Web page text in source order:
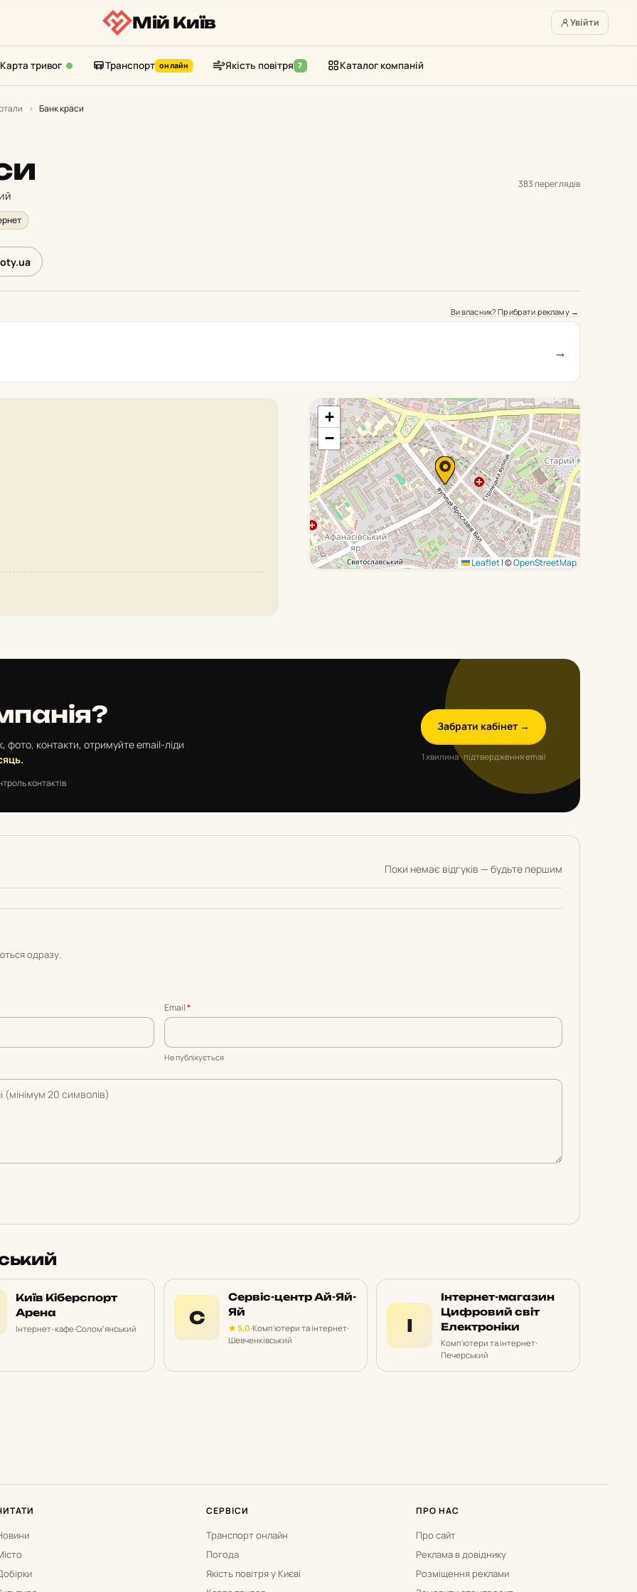
Мій Київ Увійти
Карта тривог Транспорт онлайн Якість повітря 7 Каталог компаній
› Банк краси
383 переглядів
Ви власник? Прибрати рекламу →
→
+
−
Leaflet|©OpenStreetMap
фото, контакти, отримуйте email-ліди
контактів
Забрати кабінет →
1 хвилина · підтвердження email
Поки немає відгуків — будьте першим
одразу.
Email*
Не публікується
Київ Кіберспорт
Арена
Інтернет-кафе·Солом’янський С
Сервіс-центр Ай-Яй-
Яй
★ 5,0·Комп'ютери та інтернет·
Шевченківський
І
Інтернет-магазин
Цифровий світ
Електроніки
Комп'ютери та інтернет·
Печерський
СЕРВІСИ
Транспорт онлайн
Погода
Якість повітря у Києві
ПРО НАС
Про сайт
Реклама в довіднику
Розміщення реклами